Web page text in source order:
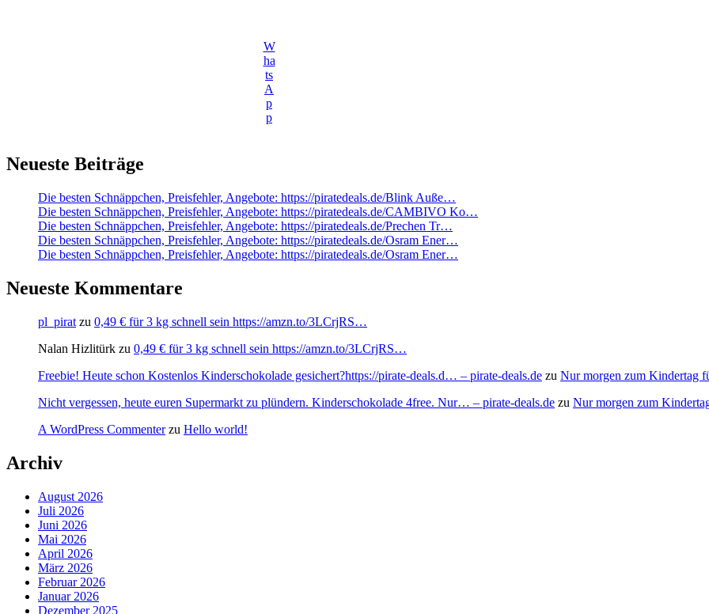
W
ha
ts
A
p
p
Neueste Beiträge
Die besten Schnäppchen, Preisfehler, Angebote: https://piratedeals.de/Blink Auße…
Die besten Schnäppchen, Preisfehler, Angebote: https://piratedeals.de/CAMBIVO Ko…
Die besten Schnäppchen, Preisfehler, Angebote: https://piratedeals.de/Prechen Tr…
Die besten Schnäppchen, Preisfehler, Angebote: https://piratedeals.de/Osram Ener…
Die besten Schnäppchen, Preisfehler, Angebote: https://piratedeals.de/Osram Ener…
Neueste Kommentare
pl_pirat zu 0,49 € für 3 kg schnell sein https://amzn.to/3LCrjRS…
Nalan Hizlitürk zu 0,49 € für 3 kg schnell sein https://amzn.to/3LCrjRS…
Freebie! Heute schon Kostenlos Kinderschokolade gesichert?https://pirate-deals.d… – pirate-deals.de zu Nur morgen zum Kindertag
Nicht vergessen, heute euren Supermarkt zu plündern. Kinderschokolade 4free. Nur… – pirate-deals.de zu Nur morgen zum
A WordPress Commenterzu Hello world!
Archiv
August 2026
Juli 2026
Juni 2026
Mai 2026
April 2026
März 2026
Februar 2026
Januar 2026
Dezember 2025